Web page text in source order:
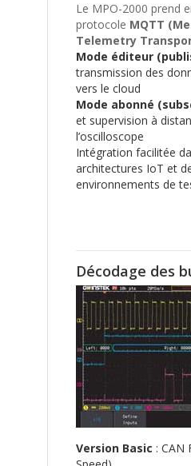
Le MPO-2000 prend
protocole MQTT
Telemetry
Mode éditeur
transmission des
vers le cloud
Mode abonné
et supervision à
l’oscilloscope
Intégration facilitée
architectures IoT et
environnements de
Décodage des
Version Basic : CAN